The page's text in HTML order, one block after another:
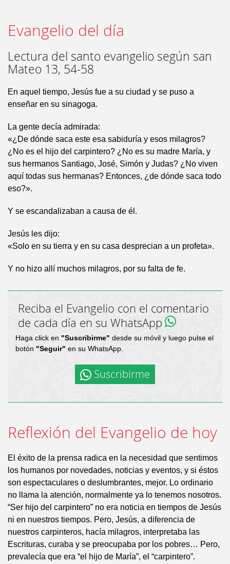
Evangelio del día
Lectura del santo evangelio según san
Mateo 13, 54-58
En aquel tiempo, Jesús fue a su ciudad y se puso a
enseñar en su sinagoga.
La gente decía admirada:
«¿De dónde saca este esa sabiduría y esos milagros?
¿No es el hijo del carpintero? ¿No es su madre María, y
sus hermanos Santiago, José, Simón y Judas? ¿No viven
aquí todas sus hermanas? Entonces, ¿de dónde saca todo
eso?».
Y se escandalizaban a causa de él.
Jesús les dijo:
«Solo en su tierra y en su casa desprecian a un profeta».
Y no hizo allí muchos milagros, por su falta de fe.
Reciba el Evangelio con el comentario
de cada día en su WhatsApp
Haga click en "Suscribirme" desde su móvil y luego pulse el
botón "Seguir" en su WhatsApp.
Suscribirme
Reflexión del Evangelio de hoy
El éxito de la prensa radica en la necesidad que sentimos
los humanos por novedades, noticias y eventos, y si éstos
son espectaculares o deslumbrantes, mejor. Lo ordinario
no llama la atención, normalmente ya lo tenemos nosotros.
“Ser hijo del carpintero” no era noticia en tiempos de Jesús
ni en nuestros tiempos. Pero, Jesús, a diferencia de
nuestros carpinteros, hacía milagros, interpretaba las
Escrituras, curaba y se preocupaba por los pobres… Pero,
prevalecía que era “el hijo de María”, el “carpintero”.